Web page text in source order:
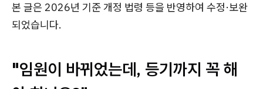
본 글은 2026년 기준 개정 법령 등을 반영하여 수정·보완
되었습니다.
"임원이 바뀌었는데, 등기까지 꼭 해